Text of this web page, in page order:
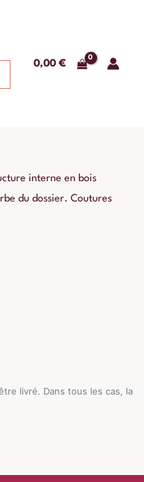
0,00 €
interne en bois
du dossier. Coutures
livré. Dans tous les cas, la